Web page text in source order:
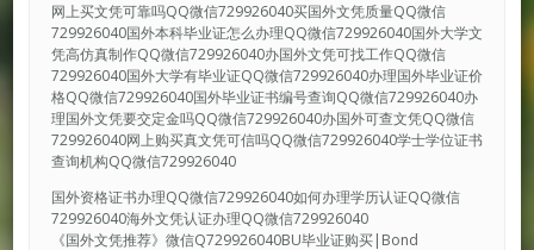
网上买文凭可靠吗QQ微信729926040买国外文凭质量QQ微信
729926040国外本科毕业证怎么办理QQ微信729926040国外大学文
凭高仿真制作QQ微信729926040办国外文凭可找工作QQ微信
729926040国外大学有毕业证QQ微信729926040办理国外毕业证价
格QQ微信729926040国外毕业证书编号查询QQ微信729926040办
理国外文凭要交定金吗QQ微信729926040办国外可查文凭QQ微信
729926040网上购买真文凭可信吗QQ微信729926040学士学位证书
查询机构QQ微信729926040
国外资格证书办理QQ微信729926040如何办理学历认证QQ微信
729926040海外文凭认证办理QQ微信729926040
《国外文凭推荐》微信Q729926040BU毕业证购买|Bond